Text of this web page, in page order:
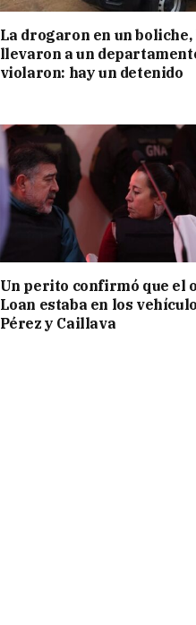
La drogaron en un boliche,
llevaron a un
violaron: hay un detenido
Un perito confirmó que el
Loan estaba en los
Pérez y Caillava